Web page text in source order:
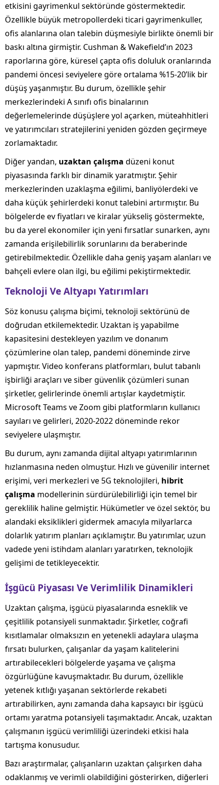
etkisini gayrimenkul sektöründe göstermektedir.
Özellikle büyük metropollerdeki ticari gayrimenkuller,
ofis alanlarına olan talebin düşmesiyle birlikte önemli bir
baskı altına girmiştir. Cushman & Wakefield’ın 2023
raporlarına göre, küresel çapta ofis doluluk oranlarında
pandemi öncesi seviyelere göre ortalama %15-20’lik bir
düşüş yaşanmıştır. Bu durum, özellikle şehir
merkezlerindeki A sınıfı ofis binalarının
değerlemelerinde düşüşlere yol açarken, müteahhitleri
ve yatırımcıları stratejilerini yeniden gözden geçirmeye
zorlamaktadır.
Diğer yandan, uzaktan çalışma düzeni konut
piyasasında farklı bir dinamik yaratmıştır. Şehir
merkezlerinden uzaklaşma eğilimi, banliyölerdeki ve
daha küçük şehirlerdeki konut talebini artırmıştır. Bu
bölgelerde ev fiyatları ve kiralar yükseliş göstermekte,
bu da yerel ekonomiler için yeni fırsatlar sunarken, aynı
zamanda erişilebilirlik sorunlarını da beraberinde
getirebilmektedir. Özellikle daha geniş yaşam alanları ve
bahçeli evlere olan ilgi, bu eğilimi pekiştirmektedir.
Teknoloji Ve Altyapı Yatırımları
Söz konusu çalışma biçimi, teknoloji sektörünü de
doğrudan etkilemektedir. Uzaktan iş yapabilme
kapasitesini destekleyen yazılım ve donanım
çözümlerine olan talep, pandemi döneminde zirve
yapmıştır. Video konferans platformları, bulut tabanlı
işbirliği araçları ve siber güvenlik çözümleri sunan
şirketler, gelirlerinde önemli artışlar kaydetmiştir.
Microsoft Teams ve Zoom gibi platformların kullanıcı
sayıları ve gelirleri, 2020-2022 döneminde rekor
seviyelere ulaşmıştır.
Bu durum, aynı zamanda dijital altyapı yatırımlarının
hızlanmasına neden olmuştur. Hızlı ve güvenilir internet
erişimi, veri merkezleri ve 5G teknolojileri, hibrit
çalışma modellerinin sürdürülebilirliği için temel bir
gereklilik haline gelmiştir. Hükümetler ve özel sektör, bu
alandaki eksiklikleri gidermek amacıyla milyarlarca
dolarlık yatırım planları açıklamıştır. Bu yatırımlar, uzun
vadede yeni istihdam alanları yaratırken, teknolojik
gelişimi de tetikleyecektir.
İşgücü Piyasası Ve Verimlilik Dinamikleri
Uzaktan çalışma, işgücü piyasalarında esneklik ve
çeşitlilik potansiyeli sunmaktadır. Şirketler, coğrafi
kısıtlamalar olmaksızın en yetenekli adaylara ulaşma
fırsatı bulurken, çalışanlar da yaşam kalitelerini
artırabilecekleri bölgelerde yaşama ve çalışma
özgürlüğüne kavuşmaktadır. Bu durum, özellikle
yetenek kıtlığı yaşanan sektörlerde rekabeti
artırabilirken, aynı zamanda daha kapsayıcı bir işgücü
ortamı yaratma potansiyeli taşımaktadır. Ancak, uzaktan
çalışmanın işgücü verimliliği üzerindeki etkisi hala
tartışma konusudur.
Bazı araştırmalar, çalışanların uzaktan çalışırken daha
odaklanmış ve verimli olabildiğini gösterirken, diğerleri